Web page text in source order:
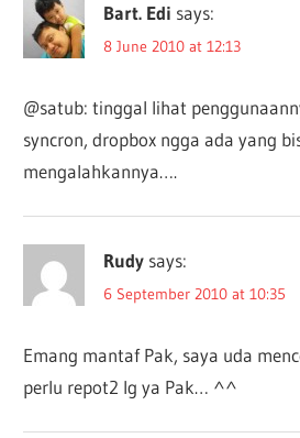
Bart. Edi says:
8 June 2010 at 12:13
@satub: tinggal lihat
syncron, dropbox ngga ada yang
mengalahkannya….
Rudy says:
6 September 2010 at 10:35
Emang mantaf Pak, saya uda
perlu repot2 lg ya Pak… ^^